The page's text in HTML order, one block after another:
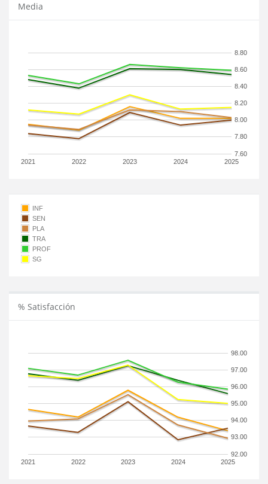
Media
2021 2022 2023 2024 2025
7.60
7.80
8.00
8.20
8.40
8.60
8.80
INF
SEN
PLA
TRA
PROF
SG
% Satisfacción
2021 2022 2023 2024 2025
92.00
93.00
94.00
95.00
96.00
97.00
98.00